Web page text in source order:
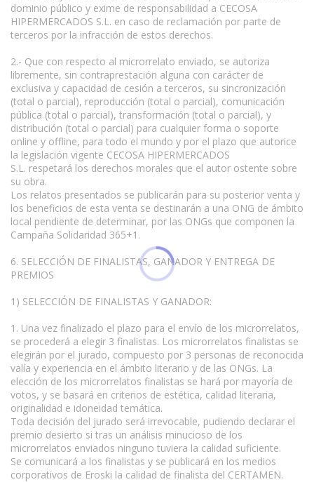
dominio público y exime de responsabilidad a CECOSA
HIPERMERCADOS S.L. en caso de reclamación por parte de
terceros por la infracción de estos derechos.
2.- Que con respecto al microrrelato enviado, se autoriza
libremente, sin contraprestación alguna con carácter de
exclusiva y capacidad de cesión a terceros, su sincronización
(total o parcial), reproducción (total o parcial), comunicación
pública (total o parcial), transformación (total o parcial), y
distribución (total o parcial) para cualquier forma o soporte
online y offline, para todo el mundo y por el plazo que autorice
la legislación vigente CECOSA HIPERMERCADOS
S.L. respetará los derechos morales que el autor ostente sobre
su obra.
Los relatos presentados se publicarán para su posterior venta y
los beneficios de esta venta se destinarán a una ONG de ámbito
local pendiente de determinar, por las ONGs que componen la
Campaña Solidaridad 365+1.
6. SELECCIÓN DE FINALISTAS, GANADOR Y ENTREGA DE
PREMIOS
1) SELECCIÓN DE FINALISTAS Y GANADOR:
1. Una vez finalizado el plazo para el envío de los microrrelatos,
se procederá a elegir 3 finalistas. Los microrrelatos finalistas se
elegirán por el jurado, compuesto por 3 personas de reconocida
valía y experiencia en el ámbito literario y de las ONGs. La
elección de los microrrelatos finalistas se hará por mayoría de
votos, y se basará en criterios de estética, calidad literaria,
originalidad e idoneidad temática.
Toda decisión del jurado será irrevocable, pudiendo declarar el
premio desierto si tras un análisis minucioso de los
microrrelatos enviados ninguno tuviera la calidad suficiente.
Se comunicará a los finalistas y se publicará en los medios
corporativos de Eroski la calidad de finalista del CERTAMEN.